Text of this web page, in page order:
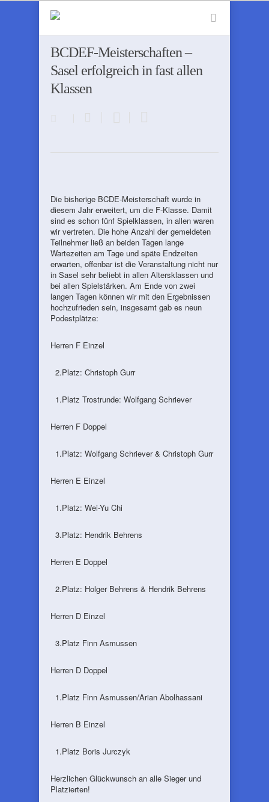
BCDEF-Meisterschaften –
Sasel erfolgreich in fast allen
Klassen
Die bisherige BCDE-Meisterschaft wurde in
diesem Jahr erweitert, um die F-Klasse. Damit
sind es schon fünf Spielklassen, in allen waren
wir vertreten. Die hohe Anzahl der gemeldeten
Teilnehmer ließ an beiden Tagen lange
Wartezeiten am Tage und späte Endzeiten
erwarten, offenbar ist die Veranstaltung nicht nur
in Sasel sehr beliebt in allen Altersklassen und
bei allen Spielstärken. Am Ende von zwei
langen Tagen können wir mit den Ergebnissen
hochzufrieden sein, insgesamt gab es neun
Podestplätze:
Herren F Einzel
2.Platz: Christoph Gurr
1.Platz Trostrunde: Wolfgang Schriever
Herren F Doppel
1.Platz: Wolfgang Schriever & Christoph Gurr
Herren E Einzel
1.Platz: Wei-Yu Chi
3.Platz: Hendrik Behrens
Herren E Doppel
2.Platz: Holger Behrens & Hendrik Behrens
Herren D Einzel
3.Platz Finn Asmussen
Herren D Doppel
1.Platz Finn Asmussen/Arian Abolhassani
Herren B Einzel
1.Platz Boris Jurczyk
Herzlichen Glückwunsch an alle Sieger und
Platzierten!